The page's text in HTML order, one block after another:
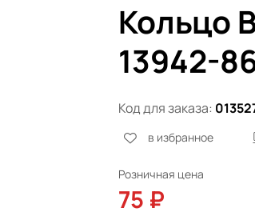
Кольцо
13942-
Код для заказа:
в избранное
Розничная цена
75 ₽